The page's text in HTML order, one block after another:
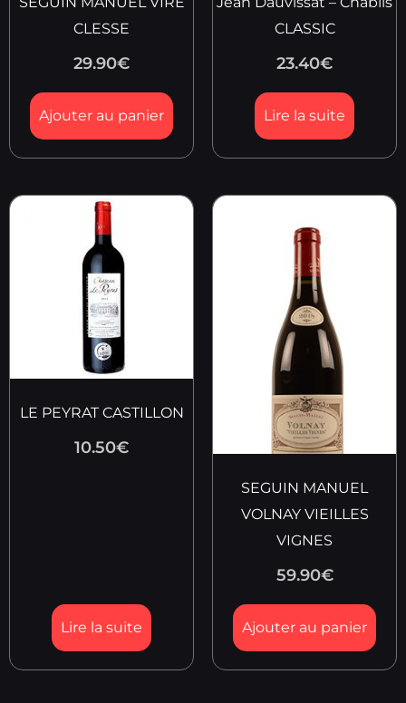
CLESSE
29.90€
Ajouter au panier
CLASSIC
23.40€
Lire la suite
LE PEYRAT CASTILLON
10.50€
Lire la suite
SEGUIN MANUEL
VOLNAY VIEILLES
VIGNES
59.90€
Ajouter au panier